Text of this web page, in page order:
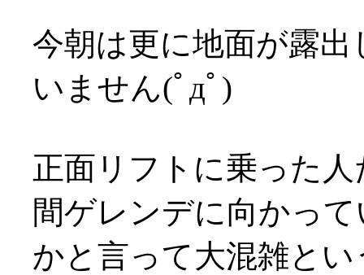
今朝は更に地面が露
いません(ﾟдﾟ)
正面リフトに乗った
間ゲレンデに向かっ
かと言って大混雑と